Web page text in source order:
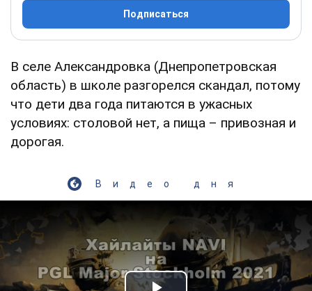
Подписаться
В селе Александровка (Днепропетровская
область) в школе разгорелся скандал, потому
что дети два года питаются в ужасных
условиях: столовой нет, а пища – привозная и
дорогая.
Видео дня